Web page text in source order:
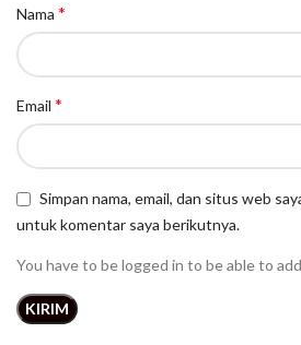
Nama *
Email *
Simpan nama, email, dan situs web
untuk komentar saya berikutnya.
You have to be logged in to be able to